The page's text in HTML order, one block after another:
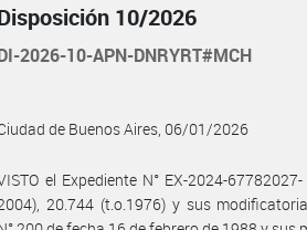
10/2026
2026-10-APN-DNRYRT#MCH
de Buenos Aires, 06/01/2026
el Expediente N° EX-2024-
20.744 (t.o.1976) y sus